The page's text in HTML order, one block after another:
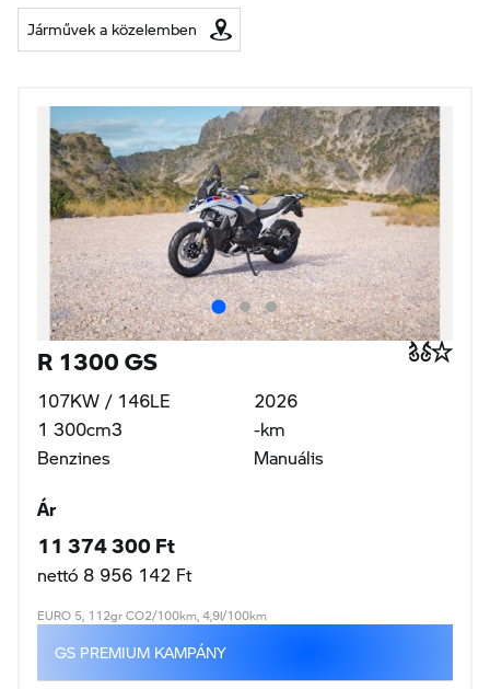
Járművek a közelemben
R 1300 GS
107KW / 146LE
1 300cm3
Benzines
2026
-km
Manuális
Ár
11 374 300 Ft
nettó 8 956 142 Ft
EURO 5, 112gr CO2/100km, 4,9l/100km
GS PREMIUM KAMPÁNY